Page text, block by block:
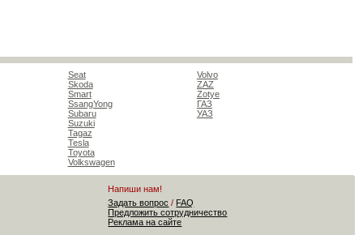
Seat
Skoda
Smart
SsangYong
Subaru
Suzuki
Tagaz
Tesla
Toyota
Volkswagen
Volvo
ZAZ
Zotye
ГАЗ
УАЗ
Напиши нам!
Задать вопрос / FAQ
Предложить сотрудничество
Реклама на сайте